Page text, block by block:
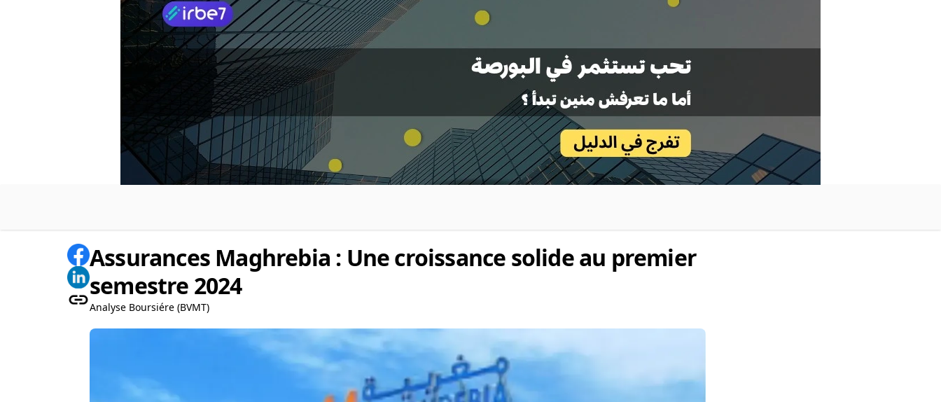
Assurances Maghrebia : Une croissance solide au premier
semestre 2024
Analyse Boursiére (BVMT)